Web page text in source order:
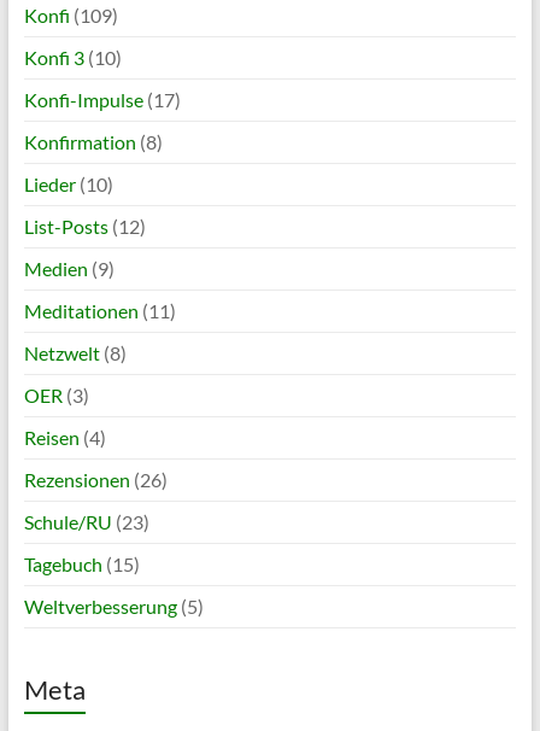
Konfi (109)
Konfi 3(10)
Konfi-Impulse(17)
Konfirmation (8)
Lieder(10)
List-Posts(12)
Medien (9)
Meditationen (11)
Netzwelt(8)
OER (3)
Reisen (4)
Rezensionen (26)
Schule/RU (23)
Tagebuch (15)
Weltverbesserung(5)
Meta